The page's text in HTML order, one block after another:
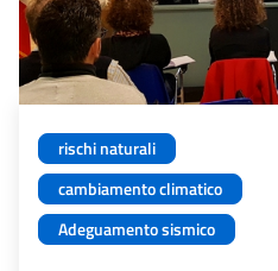
rischi naturali
cambiamento climatico
Adeguamento sismico